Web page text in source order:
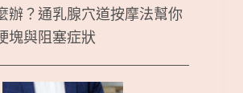
辦？通乳腺穴道按摩法幫你
塊與阻塞症狀